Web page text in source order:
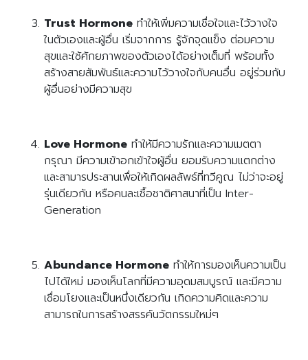
Trust Hormone ทำให้เพิ่มความเชื่อใจและไว้วางใจ
ในตัวเองและผู้อื่น เริ่มจากการ รู้จักจุดแข็ง ต่อมความ
สุขและใช้ศักยภาพของตัวเองได้อย่างเต็มที่ พร้อมทั้ง
สร้างสายสัมพันธ์และความไว้วางใจกับคนอื่น อยู่ร่วมกับ
ผู้อื่นอย่างมีความสุข
Love Hormone ทำให้มีความรักและความเมตตา
กรุณา มีความเข้าอกเข้าใจผู้อื่น ยอมรับความแตกต่าง
และสามารประสานเพื่อให้เกิดผลลัพธ์ที่ทวีคูณ ไม่ว่าจะอยู่
รุ่นเดียวกัน หรือคนละเชื้อชาติศาสนาที่เป็น Inter-
Generation
Abundance Hormone ทำให้การมองเห็นความเป็น
ไปได้ใหม่ มองเห็นโลกที่มีความอุดมสมบูรณ์ และมีความ
เชื่อมโยงและเป็นหนึ่งเดียวกัน เกิดความคิดและความ
สามารถในการสร้างสรรค์นวัตกรรมใหม่ๆ